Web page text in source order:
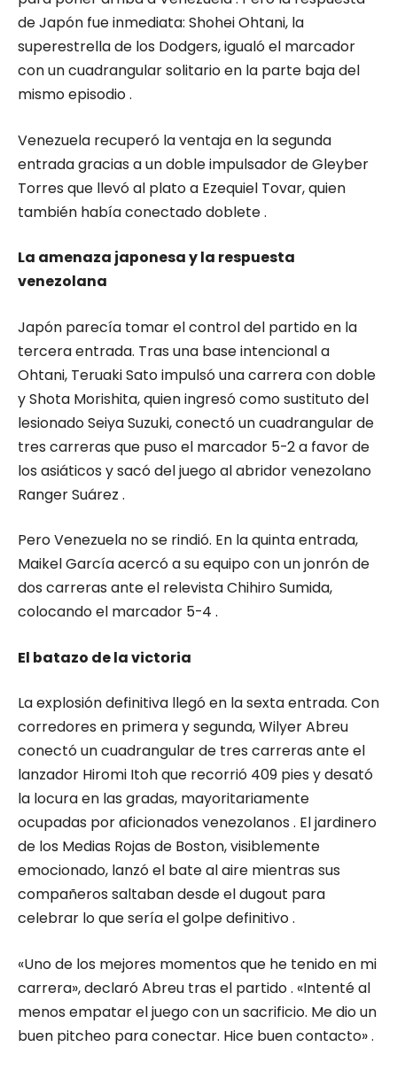
de Japón fue inmediata: Shohei Ohtani, la
superestrella de los Dodgers, igualó el marcador
con un cuadrangular solitario en la parte baja del
mismo episodio .
Venezuela recuperó la ventaja en la segunda
entrada gracias a un doble impulsador de Gleyber
Torres que llevó al plato a Ezequiel Tovar, quien
también había conectado doblete .
La amenaza japonesa y la respuesta
venezolana
Japón parecía tomar el control del partido en la
tercera entrada. Tras una base intencional a
Ohtani, Teruaki Sato impulsó una carrera con doble
y Shota Morishita, quien ingresó como sustituto del
lesionado Seiya Suzuki, conectó un cuadrangular de
tres carreras que puso el marcador 5-2 a favor de
los asiáticos y sacó del juego al abridor venezolano
Ranger Suárez .
Pero Venezuela no se rindió. En la quinta entrada,
Maikel García acercó a su equipo con un jonrón de
dos carreras ante el relevista Chihiro Sumida,
colocando el marcador 5-4 .
El batazo de la victoria
La explosión definitiva llegó en la sexta entrada. Con
corredores en primera y segunda, Wilyer Abreu
conectó un cuadrangular de tres carreras ante el
lanzador Hiromi Itoh que recorrió 409 pies y desató
la locura en las gradas, mayoritariamente
ocupadas por aficionados venezolanos . El jardinero
de los Medias Rojas de Boston, visiblemente
emocionado, lanzó el bate al aire mientras sus
compañeros saltaban desde el dugout para
celebrar lo que sería el golpe definitivo .
«Uno de los mejores momentos que he tenido en mi
carrera», declaró Abreu tras el partido . «Intenté al
menos empatar el juego con un sacrificio. Me dio un
buen pitcheo para conectar. Hice buen contacto» .